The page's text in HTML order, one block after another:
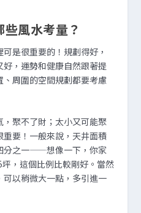
風水考量？
是很重要的！規劃得好，
，運勢和健康自然跟著提
周圍的空間規劃都要考慮
聚不了財；太小又可能聚
要！一般來說，天井面積
分之一——想像一下，你家
，這個比例比較剛好。當然
以稍微大一點，多引進一